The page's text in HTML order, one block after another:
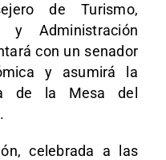
de Turismo,
y Administración
con un senador
y asumirá la
de la Mesa del
celebrada a las